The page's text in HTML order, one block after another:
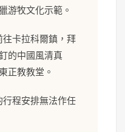
游牧文化示範。
往卡拉科爾鎮，拜
的中國風清真
正教教堂。
行程安排無法作任